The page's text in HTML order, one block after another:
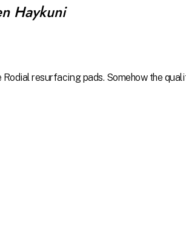
Haykuni
Rodial resurfacing pads. Somehow the